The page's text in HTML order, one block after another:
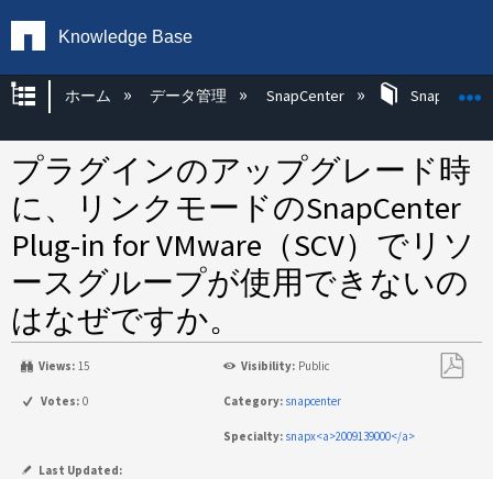
Knowledge Base
グローバル階層を展開/折りたたむ
ホーム データ管理 SnapCenter SnapCenter
プラグインのアップグレード時
に、リンクモードのSnapCenter
Plug-in for VMware（SCV）でリソ
ースグループが使用できないの
はなぜですか。
Views: 15 Visibility: Public
Votes: 0 Category: snapcenter
Specialty: snapx<a>2009139000</a>
Last Updated: